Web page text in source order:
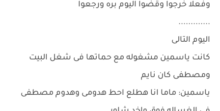
وفعلا خرجوا وقضوا اليوم بره ورجعوا
.............
اليوم التالى
كانت ياسمين مشغوله مع حماتها فى شغل البيت
ومصطفى كان نايم
ياسمين: ماما انا هطلع احط هدومى وهدوم مصطفى